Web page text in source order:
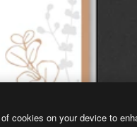
cookies on your device to